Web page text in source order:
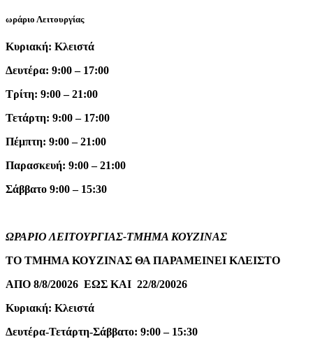
ωράριο Λειτουργίας
Κυριακή: Κλειστά
Δευτέρα: 9:00 – 17:00
Τρίτη: 9:00 – 21:00
Τετάρτη: 9:00 – 17:00
Πέμπτη: 9:00 – 21:00
Παρασκευή: 9:00 – 21:00
Σάββατο 9:00 – 15:30
ΩΡΑΡΙΟ ΛΕΙΤΟΥΡΓΙΑΣ-ΤΜΗΜΑ ΚΟΥΖΙΝΑΣ
ΤΟ ΤΜΗΜΑ ΚΟΥΖΙΝΑΣ ΘΑ ΠΑΡΑΜΕΙΝΕΙ ΚΛΕΙΣΤΟ
ΑΠΟ 8/8/20026 ΕΩΣ ΚΑΙ 22/8/20026
Κυριακή: Κλειστά
Δευτέρα-Τετάρτη-Σάββατο: 9:00 – 15:30